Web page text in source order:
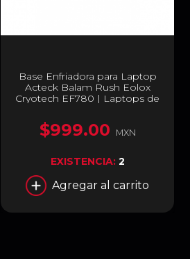
Base Enfriadora para Laptop
Acteck Balam Rush Eolox
Cryotech EF780 | Laptops de
Placa Termoeléctrica | Hasta
3000 RPM | RGB | Aluminio |
$999.00 MXN
EXISTENCIA: 2
Agregar al carrito